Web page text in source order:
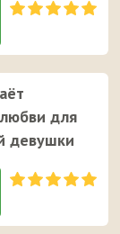
для
девушки